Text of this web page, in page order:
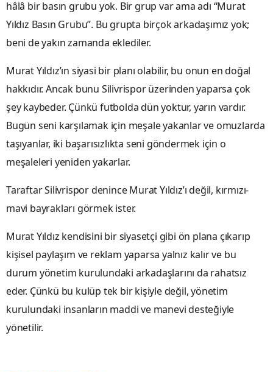
hâlâ bir basın grubu yok. Bir grup var ama adı “Murat
Yıldız Basın Grubu”. Bu grupta birçok arkadaşımız yok;
beni de yakın zamanda eklediler.
Murat Yıldız’ın siyasi bir planı olabilir, bu onun en doğal
hakkıdır. Ancak bunu Silivrispor üzerinden yaparsa çok
şey kaybeder. Çünkü futbolda dün yoktur, yarın vardır.
Bugün seni karşılamak için meşale yakanlar ve omuzlarda
taşıyanlar, iki başarısızlıkta seni göndermek için o
meşaleleri yeniden yakarlar.
Taraftar Silivrispor denince Murat Yıldız’ı değil, kırmızı-
mavi bayrakları görmek ister.
Murat Yıldız kendisini bir siyasetçi gibi ön plana çıkarıp
kişisel paylaşım ve reklam yaparsa yalnız kalır ve bu
durum yönetim kurulundaki arkadaşlarını da rahatsız
eder. Çünkü bu kulüp tek bir kişiyle değil, yönetim
kurulundaki insanların maddi ve manevi desteğiyle
yönetilir.